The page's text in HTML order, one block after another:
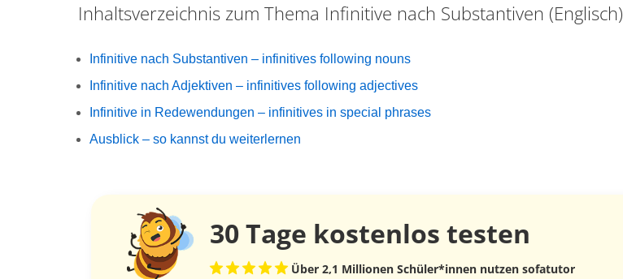
Inhaltsverzeichnis zum Thema Infinitive nach Substantiven (Englisch)
Infinitive nach Substantiven – infinitives following nouns
Infinitive nach Adjektiven – infinitives following adjectives
Infinitive in Redewendungen – infinitives in special phrases
Ausblick – so kannst du weiterlernen
30 Tage kostenlos testen
Über 2,1 Millionen Schüler*innen nutzen sofatutor